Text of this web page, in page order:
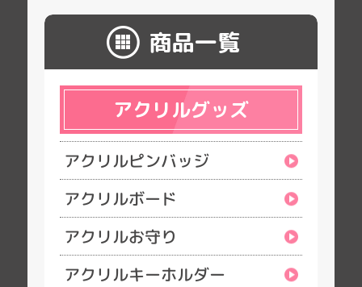
商品一覧
アクリルグッズ
アクリルピンバッジ
アクリルボード
アクリルお守り
アクリルキーホルダー